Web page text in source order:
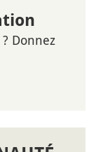
Donnez